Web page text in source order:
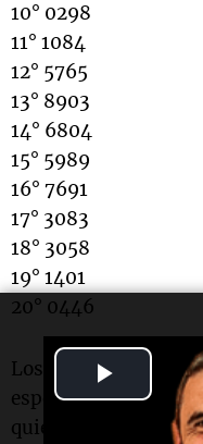
Play
Video
10° 0298
11° 1084
12° 5765
13° 8903
14° 6804
15° 5989
16° 7691
17° 3083
18° 3058
19° 1401
20° 0446
Los resultados de la
esperados con gran
quienes buscan